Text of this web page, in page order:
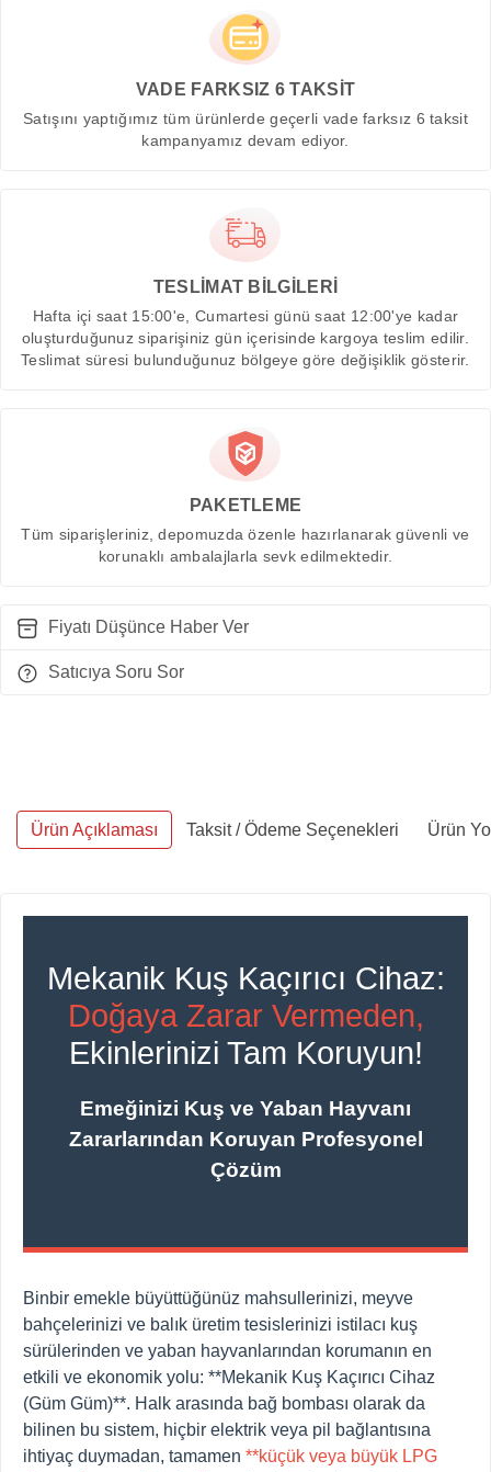
VADE FARKSIZ 6 TAKSİT
Satışını yaptığımız tüm ürünlerde geçerli vade farksız 6 taksit
kampanyamız devam ediyor.
TESLİMAT BİLGİLERİ
Hafta içi saat 15:00'e, Cumartesi günü saat 12:00'ye kadar
oluşturduğunuz siparişiniz gün içerisinde kargoya teslim edilir.
Teslimat süresi bulunduğunuz bölgeye göre değişiklik gösterir.
PAKETLEME
Tüm siparişleriniz, depomuzda özenle hazırlanarak güvenli ve
korunaklı ambalajlarla sevk edilmektedir.
Fiyatı Düşünce Haber Ver
Satıcıya Soru Sor
Ürün Açıklaması Taksit / Ödeme Seçenekleri Ürün
Mekanik Kuş Kaçırıcı Cihaz:
Doğaya Zarar Vermeden,
Ekinlerinizi Tam Koruyun!
Emeğinizi Kuş ve Yaban Hayvanı
Zararlarından Koruyan Profesyonel
Çözüm
Binbir emekle büyüttüğünüz mahsullerinizi, meyve
bahçelerinizi ve balık üretim tesislerinizi istilacı kuş
sürülerinden ve yaban hayvanlarından korumanın en
etkili ve ekonomik yolu: **Mekanik Kuş Kaçırıcı Cihaz
(Güm Güm)**. Halk arasında bağ bombası olarak da
bilinen bu sistem, hiçbir elektrik veya pil bağlantısına
ihtiyaç duymadan, tamamen **küçük veya büyük LPG